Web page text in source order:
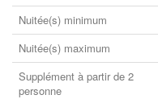
Nuitée(s) minimum
Nuitée(s) maximum
Supplément à partir de 2
personne